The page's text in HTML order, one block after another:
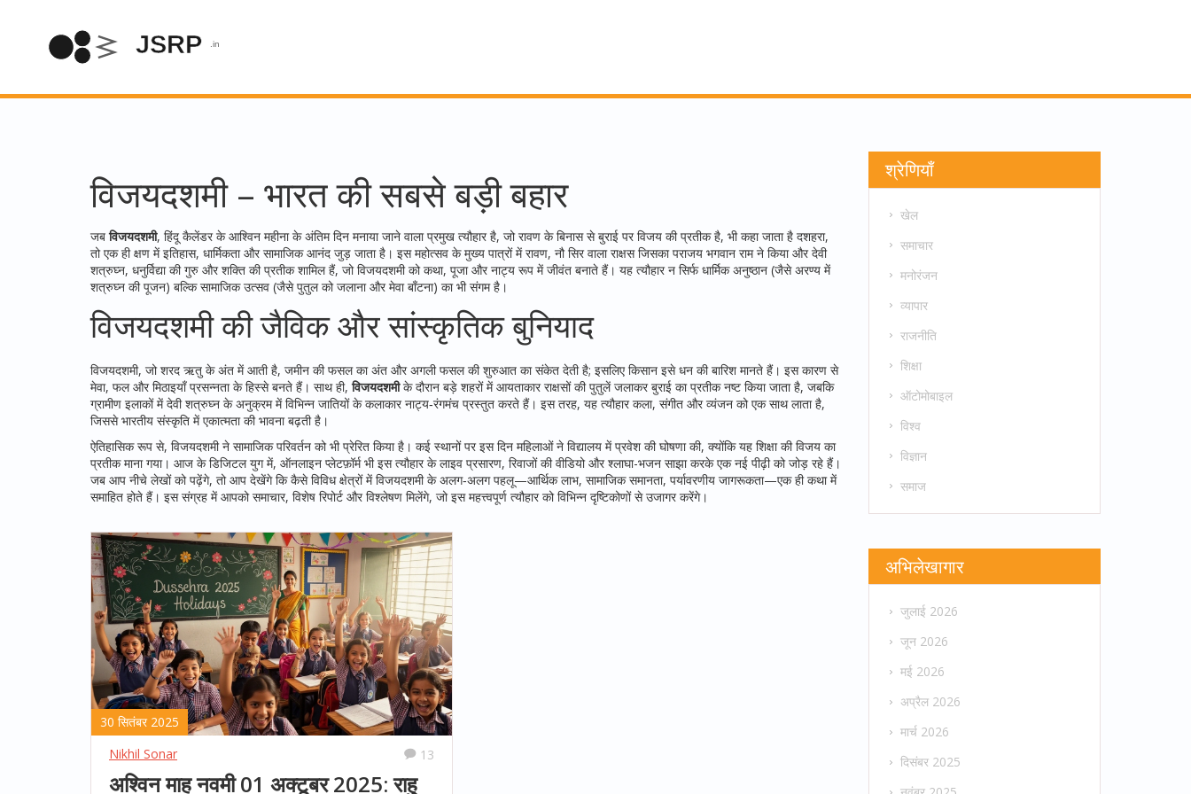
विजयदशमी – भारत की सबसे बड़ी बहार
जबविजयदशमी, हिंदू कैलेंडर के आश्विन महीना के अंतिम दिन मनाया जाने वाला प्रमुख त्यौहार है, जो रावण के बिनास से बुराई पर विजय की प्रतीक है, भी कहा जाता है दशहरा,
तो एक ही क्षण में इतिहास, धार्मिकता और सामाजिक आनंद जुड़ जाता है। इस महोत्सव के मुख्य पात्रों मेंरावण, नौ सिर वाला राक्षस जिसका पराजय भगवान राम ने कियाऔरदेवी
शत्रुघ्न, धनुर्विद्या की गुरु और शक्ति की प्रतीकशामिल हैं, जो विजयदशमी को कथा, पूजा और नाट्य रूप में जीवंत बनाते हैं। यह त्यौहार न सिर्फ धार्मिक अनुष्ठान (जैसे अरण्य में
शत्रुघ्न की पूजन) बल्कि सामाजिक उत्सव (जैसे पुतुल को जलाना और मेवा बाँटना) का भी संगम है।
विजयदशमी की जैविक और सांस्कृतिक बुनियाद
विजयदशमी, जो शरद ऋतु के अंत में आती है, जमीन की फसल का अंत और अगली फसल की शुरुआत का संकेत देती है; इसलिए किसान इसे धन की बारिश मानते हैं। इस कारण से
मेवा, फल और मिठाइयाँ प्रसन्नता के हिस्से बनते हैं। साथ ही,विजयदशमीके दौरान बड़े शहरों में आयताकार राक्षसों की पुतुलें जलाकर बुराई का प्रतीक नष्ट किया जाता है, जबकि
ग्रामीण इलाकों में देवी शत्रुघ्न के अनुक्रम में विभिन्न जातियों के कलाकार नाट्य‑रंगमंच प्रस्तुत करते हैं। इस तरह, यह त्यौहार कला, संगीत और व्यंजन को एक साथ लाता है,
जिससे भारतीय संस्कृति में एकात्मता की भावना बढ़ती है।
ऐतिहासिक रूप से, विजयदशमी ने सामाजिक परिवर्तन को भी प्रेरित किया है। कई स्थानों पर इस दिन महिलाओं ने विद्यालय में प्रवेश की घोषणा की, क्योंकि यह शिक्षा की विजय का
प्रतीक माना गया। आज के डिजिटल युग में, ऑनलाइन प्लेटफ़ॉर्म भी इस त्यौहार के लाइव प्रसारण, रिवाजों की वीडियो और श्लाघा-भजन साझा करके एक नई पीढ़ी को जोड़ रहे हैं।
जब आप नीचे लेखों को पढ़ेंगे, तो आप देखेंगे कि कैसे विविध क्षेत्रों में विजयदशमी के अलग‑अलग पहलू—आर्थिक लाभ, सामाजिक समानता, पर्यावरणीय जागरूकता—एक ही कथा में
समाहित होते हैं। इस संग्रह में आपको समाचार, विशेष रिपोर्ट और विश्लेषण मिलेंगे, जो इस महत्त्वपूर्ण त्यौहार को विभिन्न दृष्टिकोणों से उजागर करेंगे।
30 सितंबर 2025
Nikhil Sonar
13
अश्विन माह नवमी 01 अक्टूबर 2025: राहु
श्रेणियाँ
खेल
समाचार
मनोरंजन
व्यापार
राजनीति
शिक्षा
ऑटोमोबाइल
विश्व
विज्ञान
समाज
अभिलेखागार
जुलाई 2026
जून 2026
मई 2026
अप्रैल 2026
मार्च 2026
दिसंबर 2025